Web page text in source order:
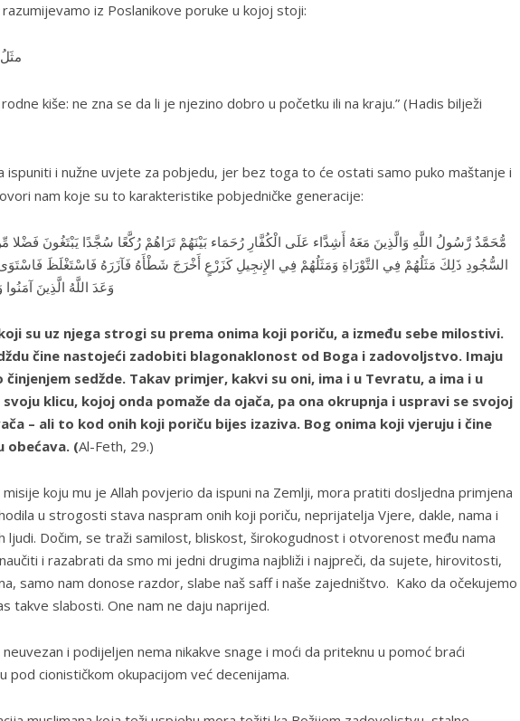
iz Poslanikove poruke u kojoj stoji:
kiše: ne zna se da li je njezino dobro u početku ili na kraju.” (Hadis bilježi
ispuniti i nužne uvjete za pobjedu, jer bez toga to će ostati samo puko maštanje i
nam koje su to karakteristike pobjedničke generacije:
مُّحَمَّدٌ رَّسُولُ اللَّهِ وَالَّذِينَ مَعَهُ أَشِدَّاء عَلَى الْكُفَّارِ رُحَمَاء بَيْنَهُمْ تَرَاهُمْ رُكَّعًا سُجَّدًا يَبْتَغُونَ
السُّجُودِ ذَلِكَ مَثَلُهُمْ فِي التَّوْرَاةِ وَمَثَلُهُمْ فِي الإِنجِيلِ كَزَرْعٍ أَخْرَجَ شَطْأَهُ فَآزَرَهُ فَاسْتَغْلَظَ
وَعَدَ اللَّهُ الَّذِينَ
su uz njega strogi su prema onima koji poriču, a između sebe milostivi.
čine nastojeći zadobiti blagonaklonost od Boga i zadovoljstvo. Imaju
sedžde. Takav primjer, kakvi su oni, ima i u Tevratu, a ima i u
klicu, kojoj onda pomaže da ojača, pa ona okrupnja i uspravi se svojoj
– ali to kod onih koji poriču bijes izaziva. Bog onima koji vjeruju i čine
obećava. (Al-Feth, 29.)
koju mu je Allah povjerio da ispuni na Zemlji, mora pratiti dosljedna primjena
u strogosti stava naspram onih koji poriču, neprijatelja Vjere, dakle, nama i
ljudi. Dočim, se traži samilost, bliskost, širokogudnost i otvorenost među nama
i razabrati da smo mi jedni drugima najbliži i najpreči, da sujete, hirovitosti,
samo nam donose razdor, slabe naš saff i naše zajedništvo. Kako da očekujemo
takve slabosti. One nam ne daju naprijed.
i podijeljen nema nikakve snage i moći da priteknu u pomoć braći
pod cionističkom okupacijom već decenijama.